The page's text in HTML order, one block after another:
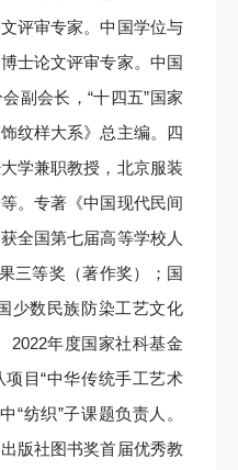
评审专家。中国学位与
士论文评审专家。中国
副会长，“十四五”国家
纹样大系》总主编。四
学兼职教授，北京服装
。专著《中国现代民间
全国第七届高等学校人
三等奖（著作奖）；国
少数民族防染工艺文化
2022年度国家社科基金
目“中华传统手工艺术
“纺织”子课题负责人。
版社图书奖首届优秀教